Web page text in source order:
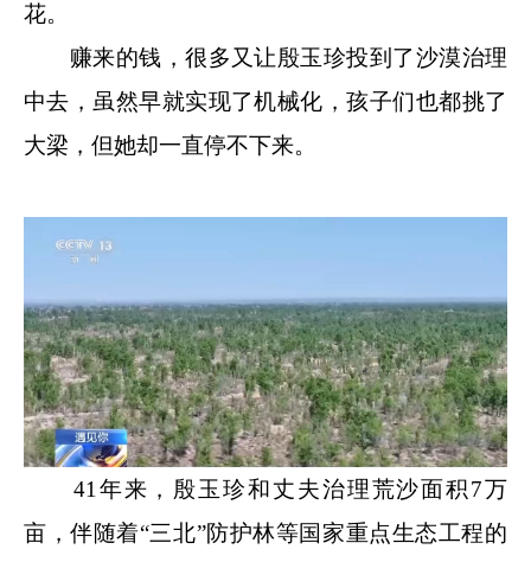
花。
赚来的钱，很多又让殷玉珍投到了沙漠治理
中去，虽然早就实现了机械化，孩子们也都挑了
大梁，但她却一直停不下来。
41年来，殷玉珍和丈夫治理荒沙面积7万
亩，伴随着“三北”防护林等国家重点生态工程的